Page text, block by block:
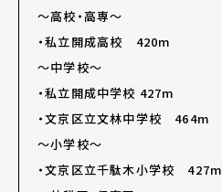
～高校・高専～
・私立開成高校 420m
～中学校～
・私立開成中学校 427m
・文京区立文林中学校 464m
～小学校～
・文京区立千駄木小学校 427m